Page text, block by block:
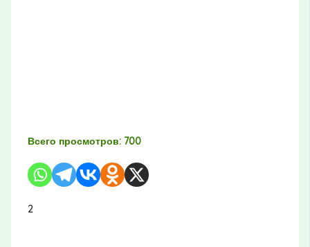
Всего просмотров: 700
2